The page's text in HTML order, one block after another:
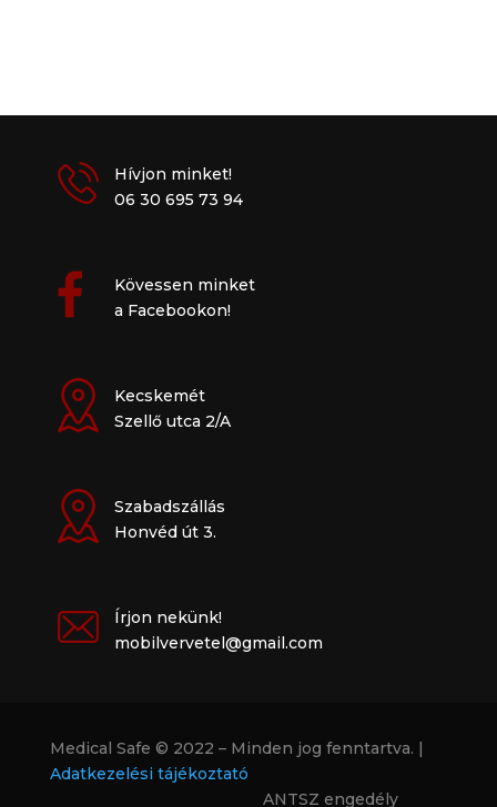
Hívjon minket!
06 30 695 73 94
Kövessen minket
a Facebookon!
Kecskemét
Szellő utca 2/A
Szabadszállás
Honvéd út 3.
Írjon nekünk!
mobilvervetel@gmail.com
Medical Safe © 2022 – Minden jog fenntartva. |
Adatkezelési tájékoztató
ANTSZ engedély